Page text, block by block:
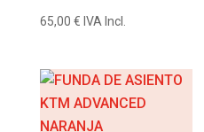
65,00 € IVA Incl.